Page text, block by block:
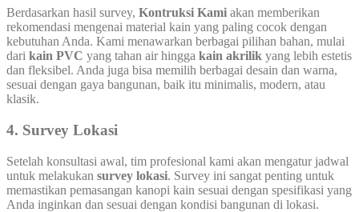
Berdasarkan hasil survey, Kontruksi Kami akan memberikan
rekomendasi mengenai material kain yang paling cocok dengan
kebutuhan Anda. Kami menawarkan berbagai pilihan bahan, mulai
dari kain PVC yang tahan air hingga kain akrilik yang lebih estetis
dan fleksibel. Anda juga bisa memilih berbagai desain dan warna,
sesuai dengan gaya bangunan, baik itu minimalis, modern, atau
klasik.
4. Survey Lokasi
Setelah konsultasi awal, tim profesional kami akan mengatur jadwal
untuk melakukan survey lokasi. Survey ini sangat penting untuk
memastikan pemasangan kanopi kain sesuai dengan spesifikasi yang
Anda inginkan dan sesuai dengan kondisi bangunan di lokasi.